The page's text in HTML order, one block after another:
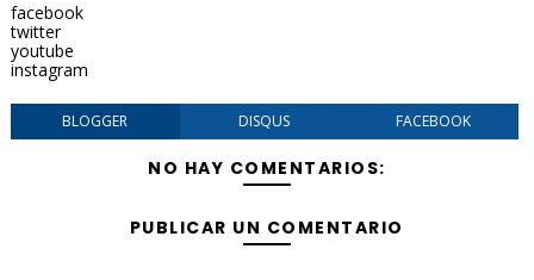
facebook
twitter
youtube
instagram
BLOGGER DISQUS FACEBOOK
NO HAY COMENTARIOS:
PUBLICAR UN COMENTARIO